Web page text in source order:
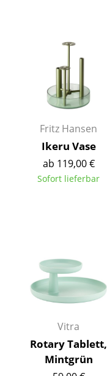
Teppiche
Vorhänge
... alle Accessoires
Räume
Zuhause
Wohnzimmer
Arbeitszimmer
Diele
Stauraum
Balkon & Garten
Fritz Hansen
Ikeru Vase
ab 119,00 €
Sofort lieferbar
Vitra
Rotary Tablett,
Mintgrün